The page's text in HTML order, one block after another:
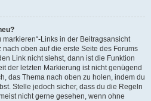
markieren“-Links in der Beitragsansicht
oben auf die erste Seite des Forums
Link nicht siehst, dann ist die Funktion
der letzten Markierung ist nicht genügend
das Thema nach oben zu holen, indem du
Stelle jedoch sicher, dass du die Regeln
nicht gerne gesehen, wenn ohne